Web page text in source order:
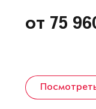
от 75